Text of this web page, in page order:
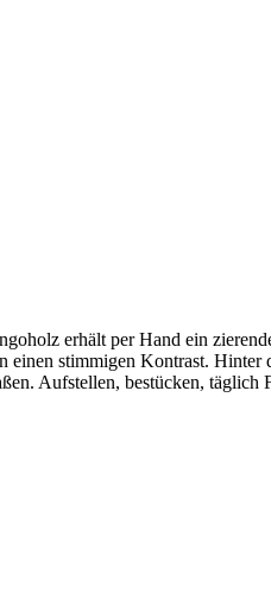
erhält per Hand ein
stimmigen Kontrast.
Aufstellen, bestücken, täglich